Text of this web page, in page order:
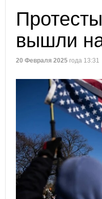
вышли
20 Февраля 2025 года 13:31